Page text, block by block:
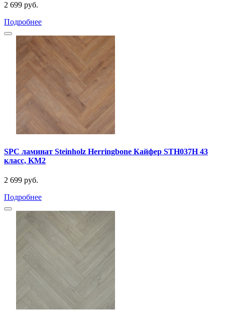
2 699 руб.
Подробнее
SPC ламинат Steinholz Herringbone Кайфер STH037H 43
класс, KM2
2 699 руб.
Подробнее